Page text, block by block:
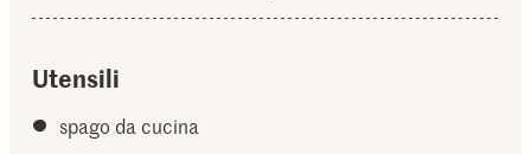
Utensili
spago da cucina